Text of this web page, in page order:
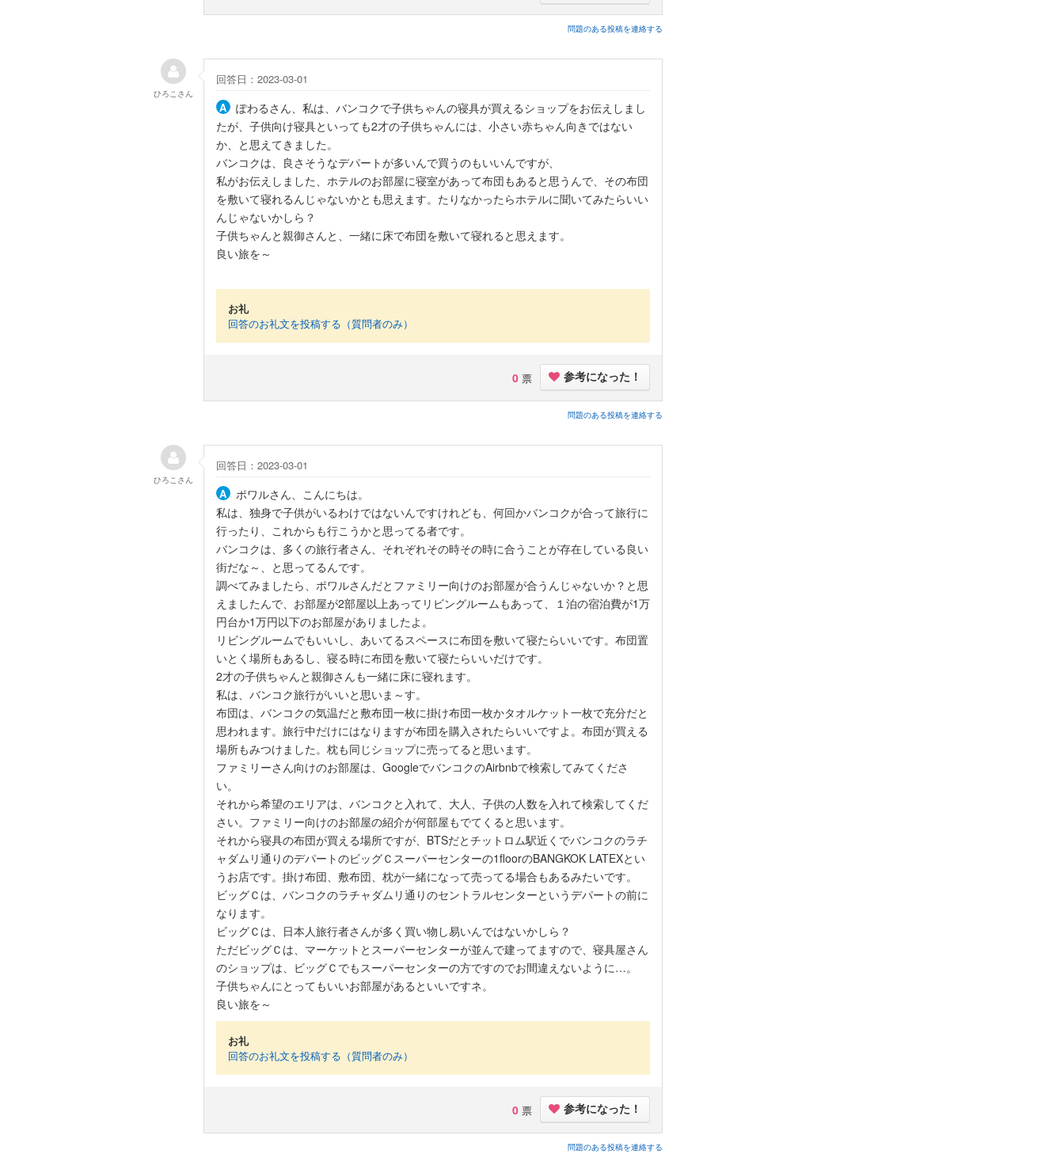
問題のある投稿を連絡する
回答日：2023-03-01
ぽわるさん、私は、バンコクで子供ちゃんの寝具が買えるショップをお伝えしまし
たが、子供向け寝具といっても2才の子供ちゃんには、小さい赤ちゃん向きではない
か、と思えてきました。
バンコクは、良さそうなデパートが多いんで買うのもいいんですが、
私がお伝えしました、ホテルのお部屋に寝室があって布団もあると思うんで、その布団
を敷いて寝れるんじゃないかとも思えます。たりなかったらホテルに聞いてみたらいい
んじゃないかしら？
子供ちゃんと親御さんと、一緒に床で布団を敷いて寝れると思えます。
良い旅を～
お礼
回答のお礼文を投稿する（質問者のみ）
0 票 参考になった！
問題のある投稿を連絡する
ひろこ さん
回答日：2023-03-01
ポワルさん、こんにちは。
私は、独身で子供がいるわけではないんですけれども、何回かバンコクが合って旅行に
行ったり、これからも行こうかと思ってる者です。
バンコクは、多くの旅行者さん、それぞれその時その時に合うことが存在している良い
街だな～、と思ってるんです。
調べてみましたら、ポワルさんだとファミリー向けのお部屋が合うんじゃないか？と思
えましたんで、お部屋が2部屋以上あってリビングルームもあって、１泊の宿泊費が1万
円台か1万円以下のお部屋がありましたよ。
リビングルームでもいいし、あいてるスペースに布団を敷いて寝たらいいです。布団置
いとく場所もあるし、寝る時に布団を敷いて寝たらいいだけです。
2才の子供ちゃんと親御さんも一緒に床に寝れます。
私は、バンコク旅行がいいと思いま～す。
布団は、バンコクの気温だと敷布団一枚に掛け布団一枚かタオルケット一枚で充分だと
思われます。旅行中だけにはなりますが布団を購入されたらいいですよ。布団が買える
場所もみつけました。枕も同じショップに売ってると思います。
ファミリーさん向けのお部屋は、GoogleでバンコクのAirbnbで検索してみてくださ
い。
それから希望のエリアは、バンコクと入れて、大人、子供の人数を入れて検索してくだ
さい。ファミリー向けのお部屋の紹介が何部屋もでてくると思います。
それから寝具の布団が買える場所ですが、BTSだとチットロム駅近くでバンコクのラチ
ャダムリ通りのデパートのビッグＣスーパーセンターの1floorのBANGKOK LATEXとい
うお店です。掛け布団、敷布団、枕が一緒になって売ってる場合もあるみたいです。
ビッグＣは、バンコクのラチャダムリ通りのセントラルセンターというデパートの前に
なります。
ビッグＣは、日本人旅行者さんが多く買い物し易いんではないかしら？
ただビッグＣは、マーケットとスーパーセンターが並んで建ってますので、寝具屋さん
のショップは、ビッグＣでもスーパーセンターの方ですのでお間違えないように…。
子供ちゃんにとってもいいお部屋があるといいですネ。
良い旅を～
お礼
回答のお礼文を投稿する（質問者のみ）
0 票 参考になった！
問題のある投稿を連絡する
ひろこ さん